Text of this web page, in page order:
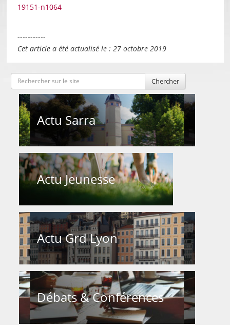
19151-n1064
-----------
Cet article a été actualisé le : 27 octobre 2019
Chercher
Actu Sarra
Actu Jeunesse
Actu Grd Lyon
Débats & Conférences